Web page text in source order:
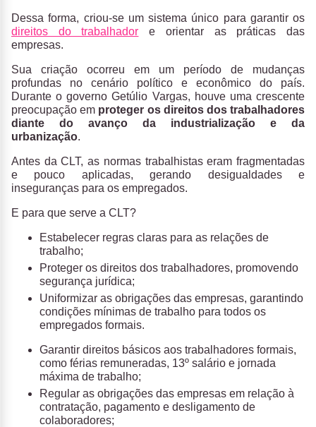
Dessa forma, criou-se um sistema único para garantir os
direitos do trabalhador e orientar as práticas das
empresas.
Sua criação ocorreu em um período de mudanças
profundas no cenário político e econômico do país.
Durante o governo Getúlio Vargas, houve uma crescente
preocupação em proteger os direitos dos trabalhadores
diante do avanço da industrialização e da
urbanização.
Antes da CLT, as normas trabalhistas eram fragmentadas
e pouco aplicadas, gerando desigualdades e
inseguranças para os empregados.
E para que serve a CLT?
Estabelecer regras claras para as relações de
trabalho;
Proteger os direitos dos trabalhadores, promovendo
segurança jurídica;
Uniformizar as obrigações das empresas, garantindo
condições mínimas de trabalho para todos os
empregados formais.
Garantir direitos básicos aos trabalhadores formais,
como férias remuneradas, 13º salário e jornada
máxima de trabalho;
Regular as obrigações das empresas em relação à
contratação, pagamento e desligamento de
colaboradores;